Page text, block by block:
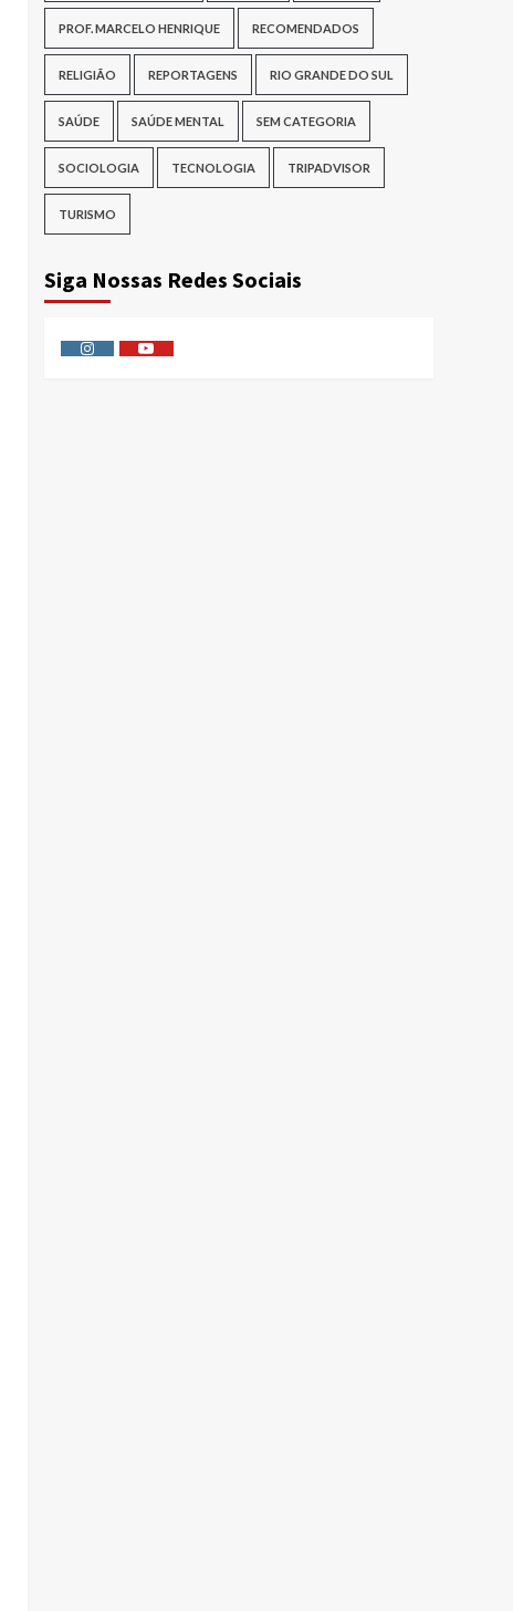
PROF. MARCELO HENRIQUE RECOMENDADOS
RELIGIÃO REPORTAGENS RIO GRANDE DO SUL
SAÚDE SAÚDE MENTAL SEM CATEGORIA
SOCIOLOGIA TECNOLOGIA TRIPADVISOR
TURISMO
Siga Nossas Redes Sociais
InstagramYoutube